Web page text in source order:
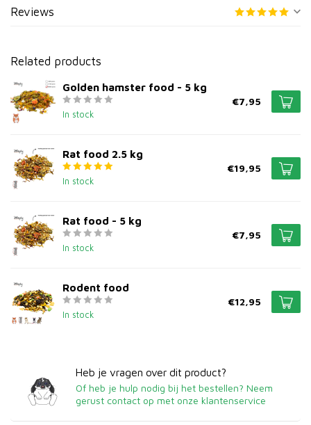
Reviews
Related products
Golden hamster food - 5 kg
In stock
€7,95
Rat food 2.5 kg
In stock
€19,95
Rat food - 5 kg
In stock
€7,95
Rodent food
In stock
€12,95
Heb je vragen over dit product?
Of heb je hulp nodig bij het bestellen? Neem
gerust contact op met onze klantenservice